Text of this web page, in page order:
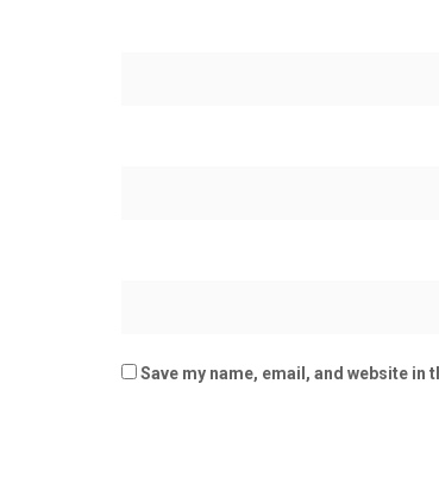
Save my name, email, and website